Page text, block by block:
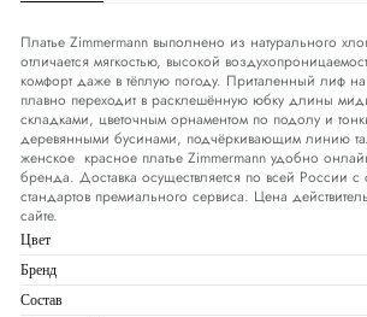
Платье Zimmermann выполнено из натурального
отличается мягкостью, высокой
комфорт даже в тёплую погоду. Приталенный лиф на
плавно переходит в расклешённую юбку длины
складками, цветочным орнаментом по подолу и
деревянными бусинами, подчёркивающим линию
женское красное платье Zimmermann удобно
бренда. Доставка осуществляется по всей России
стандартов премиального сервиса. Цена
сайте.
Цвет
Бренд
Состав